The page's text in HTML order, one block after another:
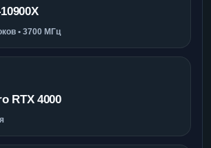
• 3700 МГц
RTX 4000